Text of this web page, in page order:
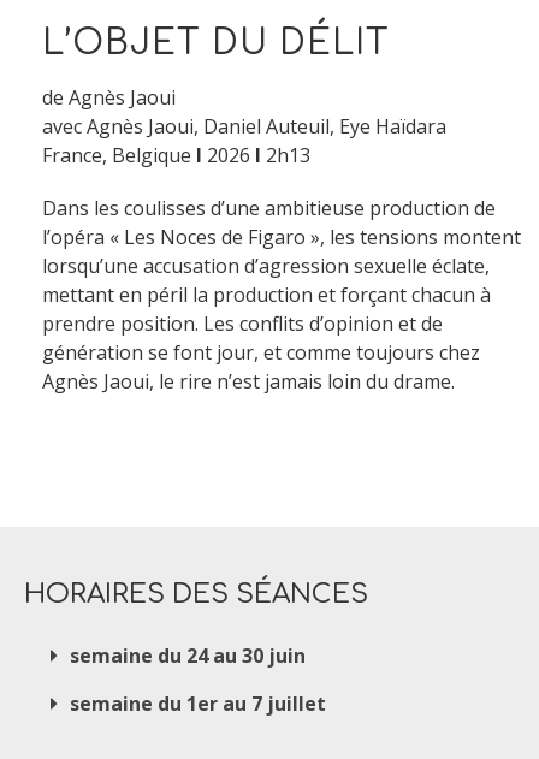
L’OBJET DU DÉLIT
de Agnès Jaoui
avec Agnès Jaoui, Daniel Auteuil, Eye Haïdara
France, Belgique I 2026 I 2h13
Dans les coulisses d’une ambitieuse production de
l’opéra « Les Noces de Figaro », les tensions montent
lorsqu’une accusation d’agression sexuelle éclate,
mettant en péril la production et forçant chacun à
prendre position. Les conflits d’opinion et de
génération se font jour, et comme toujours chez
Agnès Jaoui, le rire n’est jamais loin du drame.
HORAIRES DES SÉANCES
semaine du 24 au 30 juin
semaine du 1er au 7 juillet